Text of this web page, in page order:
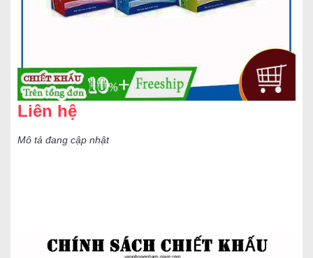
Liên hệ
Mô tả đang cập nhật